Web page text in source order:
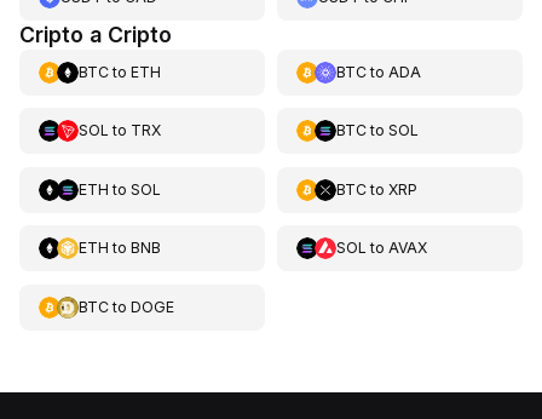
Cripto a Cripto
BTCto ETH BTCto ADA
SOL to TRX BTCto SOL
ETH to SOL BTCto XRP
ETH to BNB SOL to AVAX
BTCto DOGE